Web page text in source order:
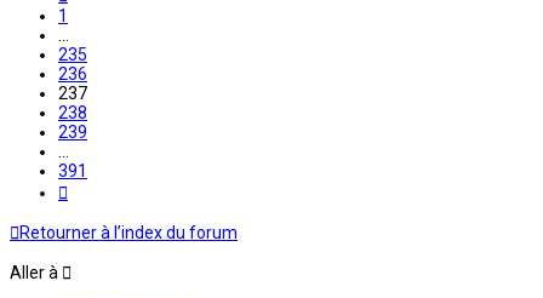
1
235
236
237
238
239
391
Retourner à l’index du forum
Aller à